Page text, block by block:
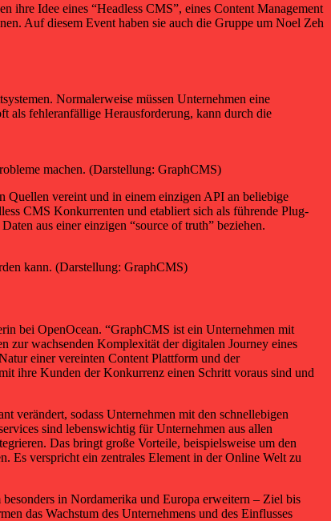
ihre Idee eines “Headless CMS”, eines Content Management
Auf diesem Event haben sie auch die Gruppe um Noel Zeh
Normalerweise müssen Unternehmen eine
als fehleranfällige Herausforderung, kann durch die
machen. (Darstellung: GraphCMS)
Quellen vereint und in einem einzigen API an beliebige
CMS Konkurrenten und etabliert sich als führende Plug-
aus einer einzigen “source of truth” beziehen.
kann. (Darstellung: GraphCMS)
bei OpenOcean. “GraphCMS ist ein Unternehmen mit
zur wachsenden Komplexität der digitalen Journey eines
einer vereinten Content Plattform und der
ihre Kunden der Konkurrenz einen Schritt voraus sind und
sodass Unternehmen mit den schnellebigen
sind lebenswichtig für Unternehmen aus allen
Das bringt große Vorteile, beispielsweise um den
Es verspricht ein zentrales Element in der Online Welt zu
in Nordamerika und Europa erweitern – Ziel bis
das Wachstum des Unternehmens und des Einflusses